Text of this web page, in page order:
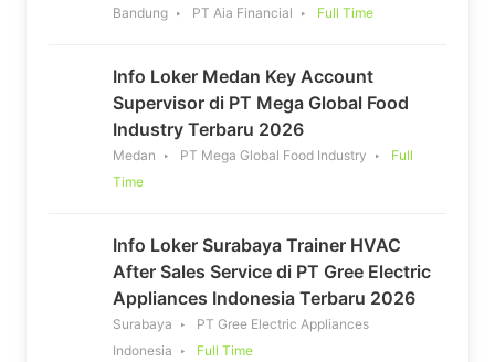
Bandung PT Aia Financial Full Time
Info Loker Medan Key Account
Supervisor di PT Mega Global Food
Industry Terbaru 2026
Medan PT Mega Global Food Industry
Full
Time
Info Loker Surabaya Trainer HVAC
After Sales Service di PT Gree Electric
Appliances Indonesia Terbaru 2026
Surabaya
PT Gree Electric Appliances
Indonesia
Full Time